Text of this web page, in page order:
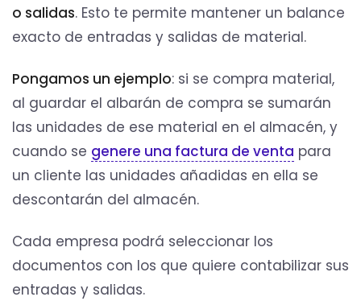
o salidas. Esto te permite mantener un balance
exacto de entradas y salidas de material.
Pongamos un ejemplo: si se compra material,
al guardar el albarán de compra se sumarán
las unidades de ese material en el almacén, y
cuando se genere una factura de venta para
un cliente las unidades añadidas en ella se
descontarán del almacén.
Cada empresa podrá seleccionar los
documentos con los que quiere contabilizar sus
entradas y salidas.